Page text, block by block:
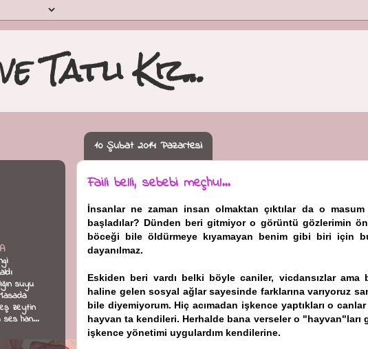
Tatlı Kız...
10 Şubat 2014 Pazartesi
Faili belli, sebebi meçhul...
İnsanlar ne zaman insan olmaktan çıktılar da o
başladılar? Dünden beri gitmiyor o görüntü gözlerimin
böceği bile öldürmeye kıyamayan benim gibi biri için
dayanılmaz.
Eskiden beri vardı belki böyle caniler, vicdansızlar ama
haline gelen sosyal ağlar sayesinde farklarına varıyoruz
bile diyemiyorum. Hiç acımadan işkence yaptıkları o
hayvan ta kendileri. Herhalde bana verseler o "hayvan"ları
işkence yönetimi uygulardım kendilerine.
suyu
zeytin
ses han...